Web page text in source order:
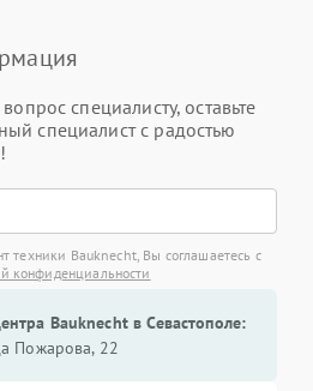
специалисту, оставьте
специалист с радостью
техники Bauknecht, Вы соглашаетесь с
конфиденциальности
Bauknecht в Севастополе:
Пожарова, 22